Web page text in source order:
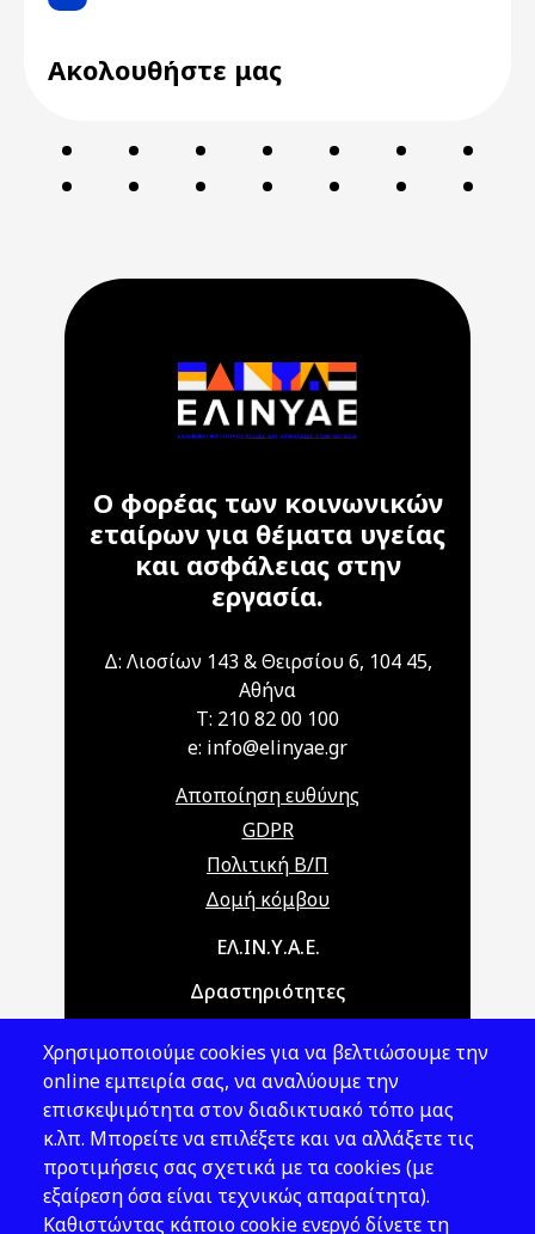
Ακολουθήστε μας
Ο φορέας των κοινωνικών
εταίρων για θέματα υγείας
και ασφάλειας στην
εργασία.
Δ: Λιοσίων 143 & Θειρσίου 6, 104 45,
Αθήνα
T: 210 82 00 100
e: info@elinyae.gr
Αποποίηση ευθύνης
GDPR
Πολιτική Β/Π
Δομή κόμβου
Main navigationΕΛ.ΙΝ.Υ.Α.Ε.
Δραστηριότητες
Νομοθεσία
Εκδόσεις
Νέα - Εκδηλώσεις
Ακολουθήστε μας
Χρησιμοποιούμε cookies για να βελτιώσουμε την
online εμπειρία σας, να αναλύουμε την
επισκεψιμότητα στον διαδικτυακό τόπο μας
κ.λπ. Μπορείτε να επιλέξετε και να αλλάξετε τις
προτιμήσεις σας σχετικά με τα cookies (με
εξαίρεση όσα είναι τεχνικώς απαραίτητα).
Καθιστώντας κάποιο cookie ενεργό δίνετε τη